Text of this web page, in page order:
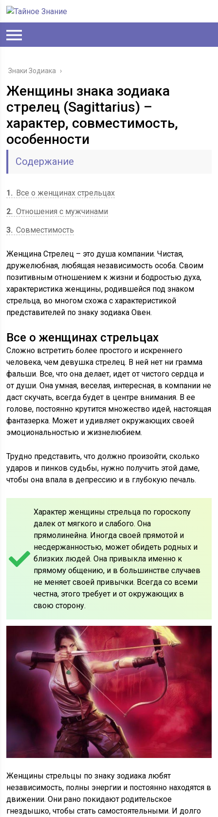
Знаки Зодиака ›
Женщины знака зодиака
стрелец (Sagittarius) –
характер, совместимость,
особенности
Содержание
1
Все о женщинах стрельцах
2 Отношения с мужчинами
3 Совместимость
Женщина Стрелец – это душа компании. Чистая,
дружелюбная, любящая независимость особа. Своим
позитивным отношением к жизни и бодростью духа,
характеристика женщины, родившейся под знаком
стрельца, во многом схожа с характеристикой
представителей по знаку зодиака Овен.
Все о женщинах стрельцах
Сложно встретить более простого и искреннего
человека, чем девушка стрелец. В ней нет ни грамма
фальши. Все, что она делает, идет от чистого сердца и
от души. Она умная, веселая, интересная, в компании не
даст скучать, всегда будет в центре внимания. В ее
голове, постоянно крутится множество идей, настоящая
фантазерка. Может и удивляет окружающих своей
эмоциональностью и жизнелюбием.
Трудно представить, что должно произойти, сколько
ударов и пинков судьбы, нужно получить этой даме,
чтобы она впала в депрессию и в глубокую печаль.
Характер женщины стрельца по гороскопу
далек от мягкого и слабого. Она
прямолинейна. Иногда своей прямотой и
несдержанностью, может обидеть родных и
близких людей. Она привыкла именно к
прямому общению, и в большинстве случаев
не меняет своей привычки. Всегда со всеми
честна, этого требует и от окружающих в
свою сторону.
Женщины стрельцы по знаку зодиака любят
независимость, полны энергии и постоянно находятся в
движении. Они рано покидают родительское
гнездышко, чтобы стать самостоятельными. И долго